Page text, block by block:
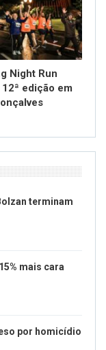
Night Run
edição em
terminam
mais cara
por homicídio